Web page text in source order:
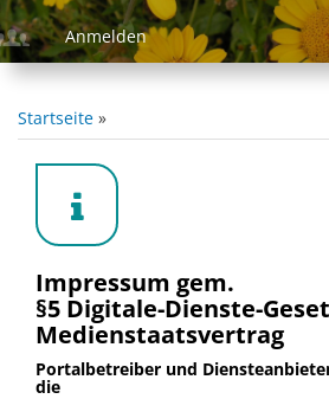
Direkt
zum
Inhalt
Anmelden
Pfadnavigation
Startseite
Impressum gem.
§5 Digitale-Dienste-
Medienstaatsvertrag
Portalbetreiber und
die